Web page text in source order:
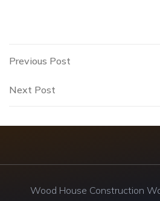
文
章
覽
Previous
Previous Post
Next
Next Post
Wood House Construction